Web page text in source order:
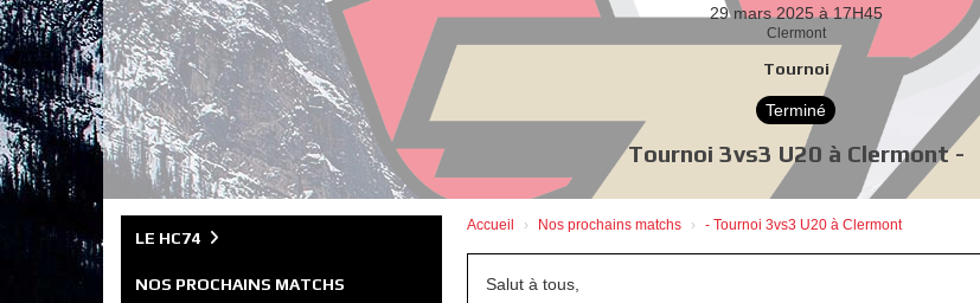
29 mars 2025 à 17H45
Clermont
Tournoi
Terminé
Tournoi 3vs3 U20 à Clermont -
LE HC74
NOS PROCHAINS MATCHS
Accueil Nos prochains matchs - Tournoi 3vs3 U20 à Clermont
Salut à tous,